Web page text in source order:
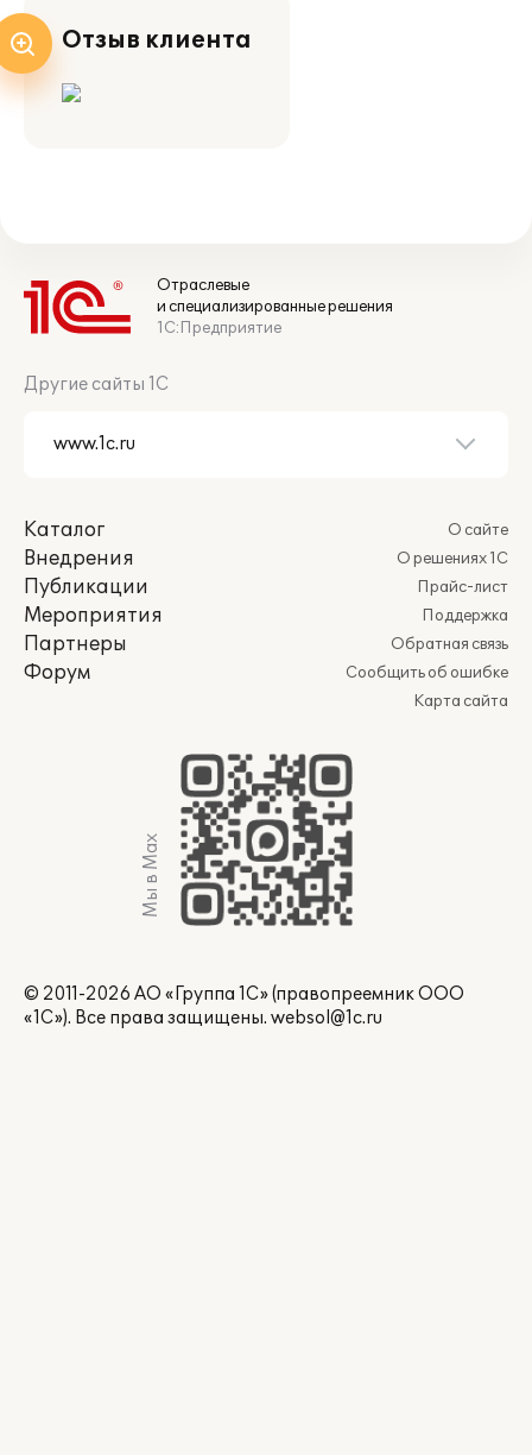
Отзыв клиента
Отраслевые
и специализированные решения
1С:Предприятие
Другие сайты 1С
Каталог
Внедрения
Публикации
Мероприятия
Партнеры
Форум
О сайте
О решениях 1С
Прайс-лист
Поддержка
Обратная связь
Сообщить об ошибке
Карта сайта
Мы в Max
© 2011-2026 АО «Группа 1С» (правопреемник ООО
«1С»). Все права защищены. websol@1c.ru